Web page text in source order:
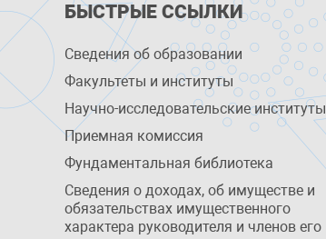
БЫСТРЫЕ ССЫЛКИ
Сведения об образовании
Факультеты и институты
Научно-исследовательские институты
Приемная комиссия
Фундаментальная библиотека
Сведения о доходах, об имуществе и
обязательствах имущественного
характера руководителя и членов его